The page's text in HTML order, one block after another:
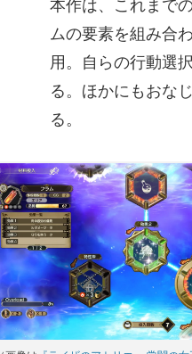
ムの要素を組み合
用。自らの行動選
る。ほかにもおな
る。